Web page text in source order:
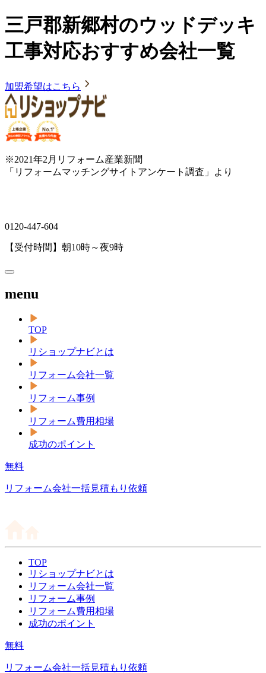
三戸郡新郷村のウッドデッキ
工事対応おすすめ会社一覧
加盟希望はこちら
※2021年2月リフォーム産業新聞
「リフォームマッチングサイトアンケート調査」より
0120-447-604
【受付時間】朝10時～夜9時
menu
TOP
リショップナビとは
リフォーム会社一覧
リフォーム事例
リフォーム費用相場
成功のポイント
無料
リフォーム会社一括見積もり依頼
TOP
リショップナビとは
リフォーム会社一覧
リフォーム事例
リフォーム費用相場
成功のポイント
無料
リフォーム会社一括見積もり依頼